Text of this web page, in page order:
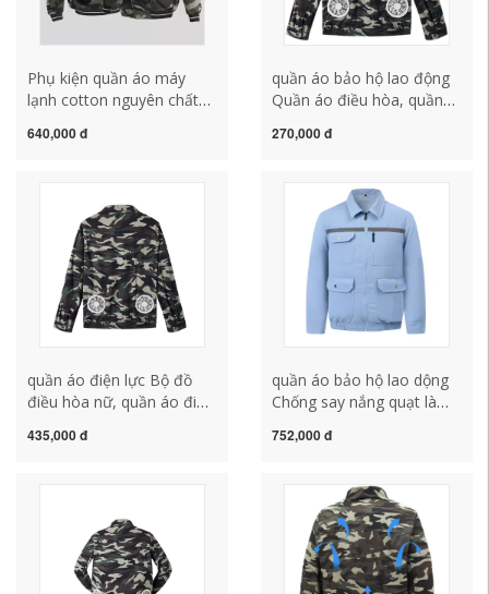
Phụ kiện quần áo máy
lạnh cotton nguyên chất
Quần áo chống say nắng,
động hàn và chống bỏng
áo bảo hộ công nhân áo
công nhân màu xanh
640,000 đ
quần áo bảo hộ lao động
Quần áo điều hòa, quần
hè, sạc điện lạnh, làm mát
nắng, phụ kiện quần áo,
liên kết chụp ảnh đặc biệt
bảo hộ lao đông cho công
nhân ao lao dong
270,000 đ
quần áo điện lực Bộ đồ
điều hòa nữ, quần áo đi
nhiệt độ cao và gió mạnh,
nam ao lao dong
435,000 đ
quần áo bảo hộ lao dộng
Chống say nắng quạt làm
quần áo nam công trường
trời quạt quần áo làm mát
sạc áo khoác nữ áo lưới
bảo hộ ao lao dong
752,000 đ